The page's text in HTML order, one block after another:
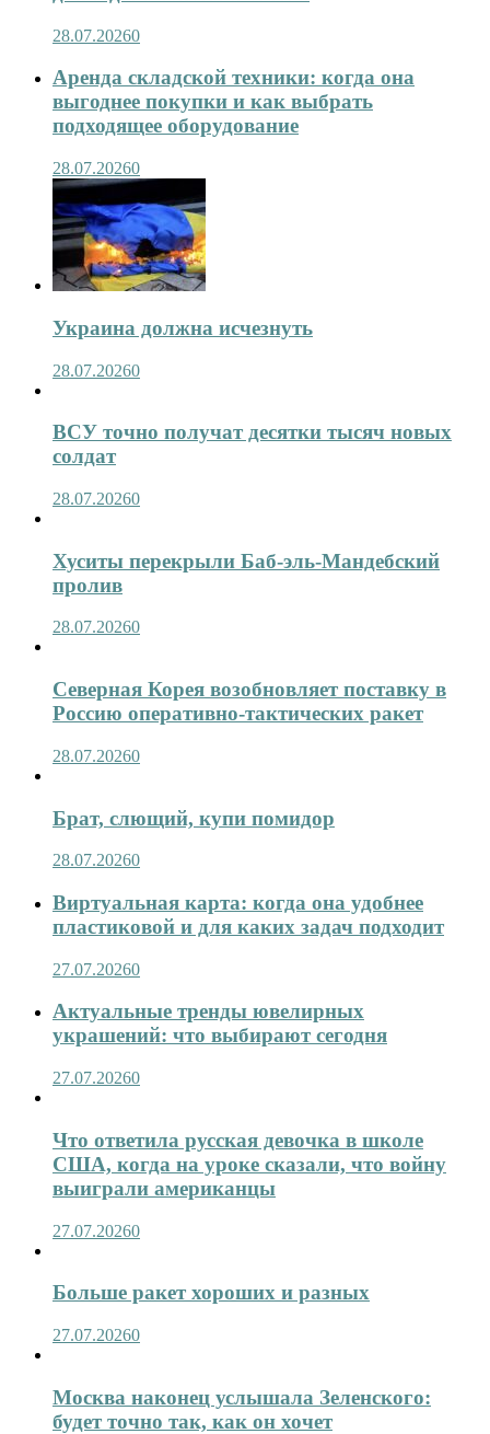
28.07.20260
Аренда складской техники: когда она
выгоднее покупки и как выбрать
подходящее оборудование
28.07.20260
Украина должна исчезнуть
28.07.20260
ВСУ точно получат десятки тысяч новых
солдат
28.07.20260
Хуситы перекрыли Баб-эль-Мандебский
пролив
28.07.20260
Северная Корея возобновляет поставку в
Россию оперативно-тактических ракет
28.07.20260
Брат, слющий, купи помидор
28.07.20260
Виртуальная карта: когда она удобнее
пластиковой и для каких задач подходит
27.07.20260
Актуальные тренды ювелирных
украшений: что выбирают сегодня
27.07.20260
Что ответила русская девочка в школе
США, когда на уроке сказали, что войну
выиграли американцы
27.07.20260
Больше ракет хороших и разных
27.07.20260
Москва наконец услышала Зеленского:
будет точно так, как он хочет